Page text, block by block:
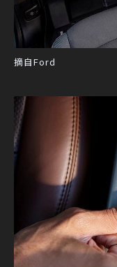
摘自Ford